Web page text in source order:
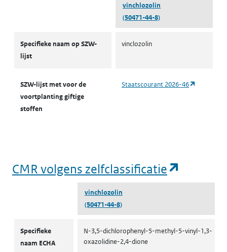
vinchlozolin
(50471-44-8)
Specifieke naam op SZW-
lijst
vinclozolin
SZW-lijst met voor de
voortplanting giftige
stoffen
Staatscourant 2026-46
CMR volgens zelfclassificatie
vinchlozolin
(50471-44-8)
Specifieke
naam ECHA
N-3,5-dichlorophenyl-5-methyl-5-vinyl-1,3-
oxazolidine-2,4-dione